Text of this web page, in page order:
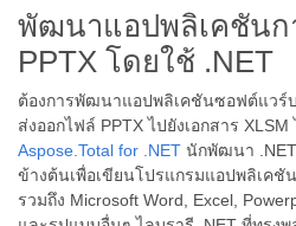
พัฒนาแอปพลิเคชันก
PPTX โดยใช้ .NET
ต้องการพัฒนาแอปพลิเคชันซอฟต์แวร์
ส่งออกไฟล์ PPTX ไปยังเอกสาร
Aspose.Total for .NET นักพัฒนา
ข้างต้นเพื่อเขียนโปรแกรมแอปพลิเคชั
รวมถึง Microsoft Word, Excel,